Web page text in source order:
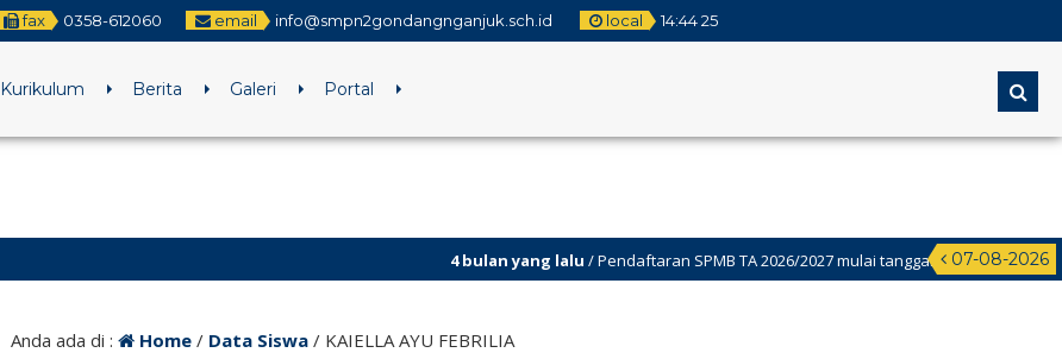
fax 0358-612060 email info@smpn2gondangnganjuk.sch.id local 14:44 25
Kurikulum Berita Galeri Portal
07-08-2026
4 bulan yang lalu/ Pendaftaran SPMB TA 2026/2027 mulai tanggal 2 Juni-22juni 2026
Anda ada di : Home/ Data Siswa/ KAIELLA AYU FEBRILIA